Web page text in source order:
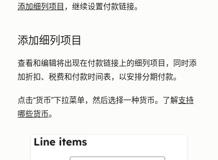
添加细列项目 ，继续设置付款链接。
添加细列项目
查看和编辑将出现在付款链接上的细列项目，同时添
加折扣、税费和付款时间表，以安排分期付款。
点击“货币”下拉菜单，然后选择一种货币。了解支持
哪些货币。